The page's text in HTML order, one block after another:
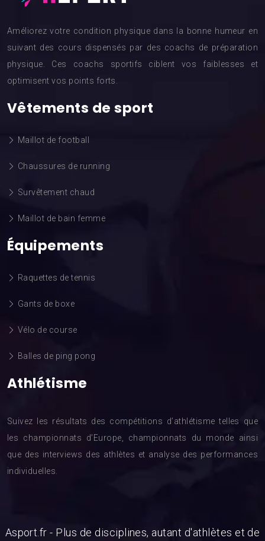
Améliorez votre condition physique dans la bonne humeur en
suivant des cours dispensés par des coachs de préparation
physique. Ces coachs sportifs ciblent vos faiblesses et
optimisent vos points forts.
Vêtements de sport
Maillot de football
Chaussures de running
Survêtement chaud
Maillot de bain femme
Équipements
Raquettes de tennis
Gants de boxe
Vélo de course
Balles de ping pong
Athlétisme
Suivez les résultats des compétitions d’athlétisme telles que
les championnats d’Europe, championnats du monde ainsi
que des interviews des athlètes et analyse des performances
individuelles.
Asport.fr - Plus de disciplines, autant d'athlètes et de